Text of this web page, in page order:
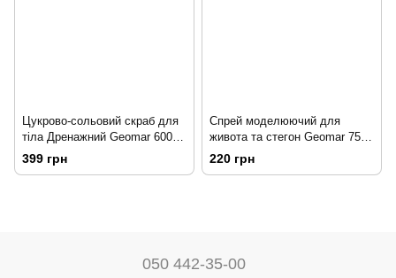
Цукрово-сольовий скраб для
тіла Дренажний Geomar 600
мл.
399 грн
Спрей моделюючий для
живота та стегон Geomar 75
мл.
220 грн
050 442-35-00